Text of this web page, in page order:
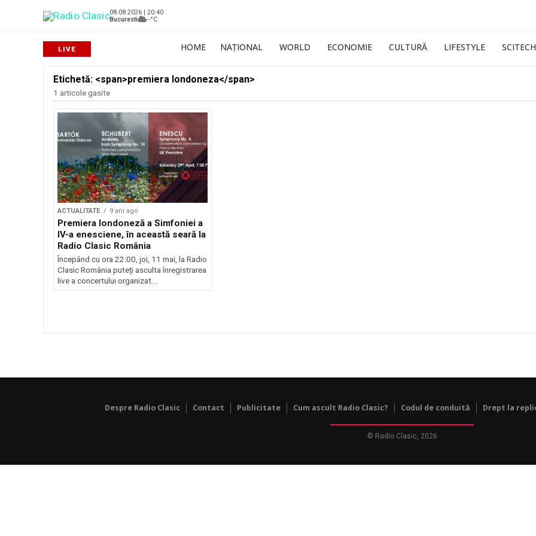
08.08.2026 | 20:40
Bucuresti
--°C
HOME NAȚIONAL WORLD ECONOMIE CULTURĂ LIFESTYLE SCITECH
Etichetă: <span>premiera londoneza</span>
1 articole gasite
ACTUALITATE 9 ani ago
Premiera londoneză a Simfoniei a
IV-a enesciene, în această seară la
Radio Clasic România
Începând cu ora 22:00, joi, 11 mai, la Radio
Clasic România puteți asculta înregistrarea
live a concertului organizat...
Despre Radio Clasic Contact Publicitate Cum ascult Radio Clasic? Codul de conduită Drept la
© Radio Clasic, 2026